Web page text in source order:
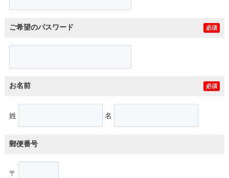
ご希望のパスワード 必須
お名前 必須
姓 名
郵便番号
〒